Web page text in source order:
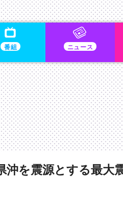
番組 ニュース
沖を震源とする最大